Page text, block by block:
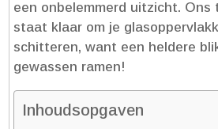
een onbelemmerd uitzicht.​ Ons
staat klaar om je
schitteren, want een heldere
gewassen ramen!
Inhoudsopgaven